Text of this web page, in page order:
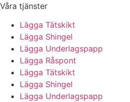
Våra tjänster
Lägga Tätskikt
Lägga Shingel
Lägga Underlagspapp
Lägga Råspont
Lägga Tätskikt
Lägga Shingel
Lägga Underlagspapp